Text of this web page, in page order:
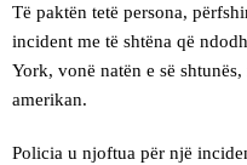
Të paktën tetë persona,
incident me të shtëna që
York, vonë natën e së
amerikan.
Policia u njoftua për një